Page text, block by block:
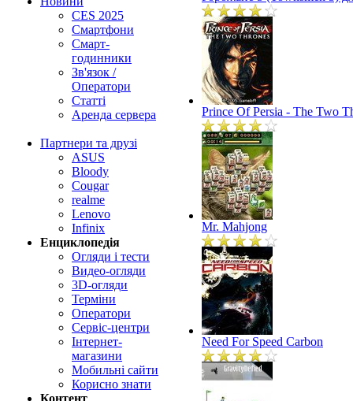
CES 2025
Смартфони
Смарт-
годинники
Зв'язок /
Оператори
Статті
Аренда сервера
Партнери та друзі
ASUS
Bloody
Cougar
realme
Lenovo
Infinix
Енциклопедія
Огляди і тести
Видео-огляди
3D-огляди
Терміни
Оператори
Сервіс-центри
Інтернет-
магазини
Мобильні сайти
Корисно знати
Контент
Prince Of Persia - The Two
Mr. Mahjong
Need For Speed Carbon